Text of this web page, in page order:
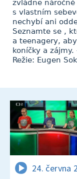
zvládne
s vlastním
nechybí ani
Seznamte se ,
a teenagery,
koníčky a
Režie: Eugen
24. června